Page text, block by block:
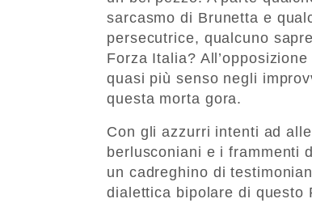
sarcasmo di Brunetta e
persecutrice, qualcuno
Forza Italia?
quasi più senso negli
questa morta gora.
Con gli azzurri intenti ad
berlusconiani e i frammenti
un cadreghino di
dialettica bipolare di questo